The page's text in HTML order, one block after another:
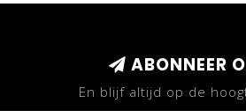
ABONNEER
En blijf altijd op de